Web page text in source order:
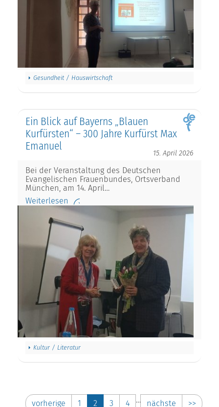
Gesundheit / Hauswirtschaft
Ein Blick auf Bayerns „Blauen
Kurfürsten“ – 300 Jahre Kurfürst Max
Emanuel
15. April 2026
Bei der Veranstaltung des Deutschen
Evangelischen Frauenbundes, Ortsverband
München, am 14. April…
Weiterlesen
Kultur / Literatur
vorherige 1 2 3 4 … nächste >>